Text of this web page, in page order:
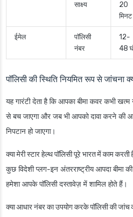
साक्ष्य
20
मिनट
ईमेल
पॉलिसी
नंबर
12-
48
पॉलिसी की स्थिति नियमित रूप से जांचना
यह गारंटी देता है कि आपका बीमा कवर कभी खत्म
से बच जाएगा और जब भी आपको दावा करने की
निपटान हो जाएगा।
क्या मेरी स्टार हेल्थ पॉलिसी पूरे भारत में काम करती
कुछ विदेशी प्लग-इन अंतरराष्ट्रीय आपदा बीमा
हमेशा आपके पॉलिसी दस्तावेज़ में शामिल होते हैं।
क्या आधार नंबर का उपयोग करके पॉलिसी की